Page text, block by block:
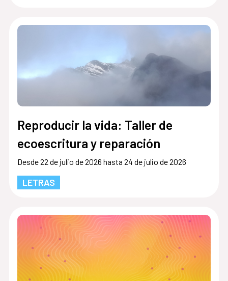
Reproducir la vida: Taller de
ecoescritura y reparación
Desde 22 de julio de 2026 hasta 24 de julio de 2026
LETRAS